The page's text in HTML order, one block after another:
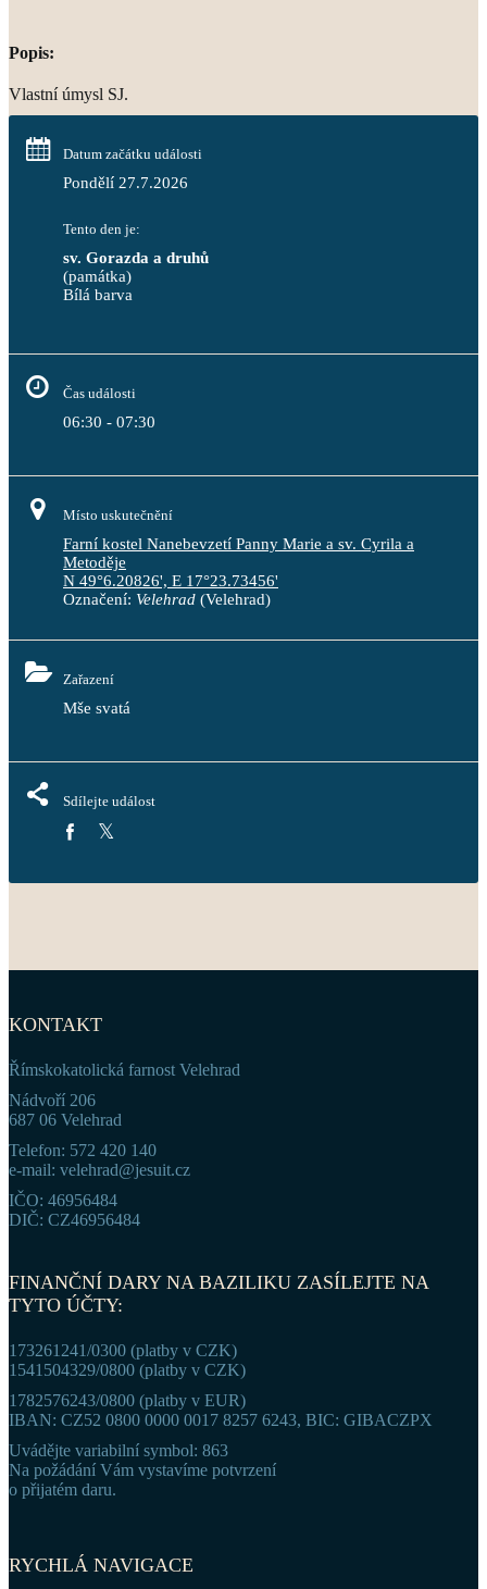
Popis:
Vlastní úmysl SJ.
Datum začátku události
Pondělí 27.7.2026
Tento den je:
sv. Gorazda a druhů
(památka)
Bílá barva
Čas události
06:30 - 07:30
Místo uskutečnění
Farní kostel Nanebevzetí Panny Marie a sv. Cyrila a
Metoděje
N 49°6.20826', E 17°23.73456'
Označení: Velehrad (Velehrad)
Zařazení
Mše svatá
Sdílejte událost
KONTAKT
Římskokatolická farnost Velehrad
Nádvoří 206
687 06 Velehrad
Telefon: 572 420 140
e-mail: velehrad@jesuit.cz
IČO: 46956484
DIČ: CZ46956484
FINANČNÍ DARY NA BAZILIKU ZASÍLEJTE NA
TYTO ÚČTY:
173261241/0300 (platby v CZK)
1541504329/0800 (platby v CZK)
1782576243/0800 (platby v EUR)
IBAN: CZ52 0800 0000 0017 8257 6243, BIC: GIBACZPX
Uvádějte variabilní symbol: 863
Na požádání Vám vystavíme potvrzení
o přijatém daru.
RYCHLÁ NAVIGACE